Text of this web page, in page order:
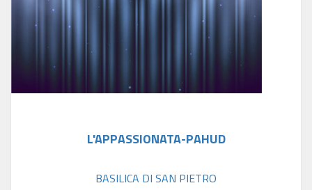
L'APPASSIONATA-PAHUD
BASILICA DI SAN PIETRO